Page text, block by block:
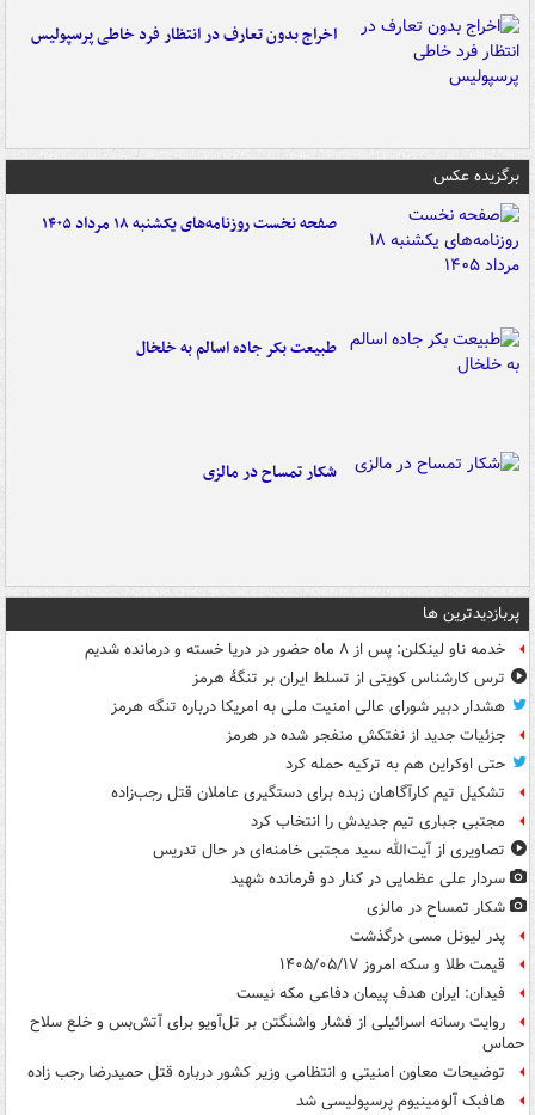
اخراج بدون تعارف در انتظار فرد خاطی پرسپولیس
برگزیده عکس
صفحه نخست روزنامه‌های یکشنبه ۱۸ مرداد ۱۴۰۵
طبیعت بکر جاده اسالم به خلخال
شکار تمساح در مالزی
پربازدیدترین ها
خدمه ناو لینکلن: پس از ۸ ماه حضور در دریا خسته و درمانده‌ شدیم
ترس کارشناس کویتی از تسلط ایران بر تنگۀ هرمز
هشدار دبیر شورای عالی امنیت ملی به امریکا درباره تنگه هرمز
جزئیات جدید از نفتکش منفجر شده در هرمز
حتی اوکراین هم به ترکیه حمله کرد
تشکیل تیم کارآگاهان زبده برای دستگیری عاملان قتل رجب‌زاده
مجتبی جباری تیم جدیدش را انتخاب کرد
تصاویری از آیت‌الله سید مجتبی خامنه‌ای در حال تدریس
سردار علی عظمایی در کنار دو فرمانده شهید
شکار تمساح در مالزی
پدر لیونل مسی درگذشت
قیمت طلا و سکه امروز ۱۴۰۵/۰۵/۱۷
فیدان: ایران هدف پیمان دفاعی مکه نیست
روایت رسانه اسرائیلی از فشار واشنگتن بر تل‌آویو برای آتش‌بس و خلع سلاح
حماس
توضیحات معاون امنیتی و انتظامی وزیر کشور درباره قتل حمیدرضا رجب زاده
هافبک آلومینیوم پرسپولیسی شد